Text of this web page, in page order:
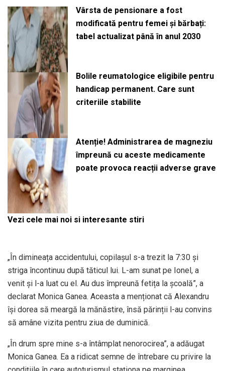
Vârsta de pensionare a fost
modificată pentru femei și bărbați:
tabel actualizat până în anul 2030
Bolile reumatologice eligibile pentru
handicap permanent. Care sunt
criteriile stabilite
Atenție! Administrarea de magneziu
împreună cu aceste medicamente
poate provoca reacții adverse grave
Vezi cele mai noi si interesante stiri
„În dimineața accidentului, copilașul s-a trezit la 7:30 și
striga încontinuu după tăticul lui. L-am sunat pe Ionel, a
venit și l-a luat cu el. Au dus împreună fetița la școală”, a
declarat Monica Ganea. Aceasta a menționat că Alexandru
își dorea să meargă la mănăstire, însă părinții l-au convins
să amâne vizita pentru ziua de duminică.
„În drum spre mine s-a întâmplat nenorocirea”, a adăugat
Monica Ganea. Ea a ridicat semne de întrebare cu privire la